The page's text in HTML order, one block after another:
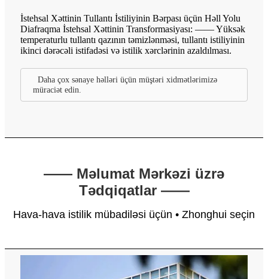
İstehsal Xəttinin Tullantı İstiliyinin Bərpası üçün Həll Yolu
Diafraqma İstehsal Xəttinin Transformasiyası: —— Yüksək
temperaturlu tullantı qazının təmizlənməsi, tullantı istiliyinin
ikinci dərəcəli istifadəsi və istilik xərclərinin azaldılması.
Daha çox sənaye həlləri üçün müştəri xidmətlərimizə
müraciət edin.
—— Məlumat Mərkəzi üzrə
Tədqiqatlar ——
Hava-hava istilik mübadiləsi üçün • Zhonghui seçin